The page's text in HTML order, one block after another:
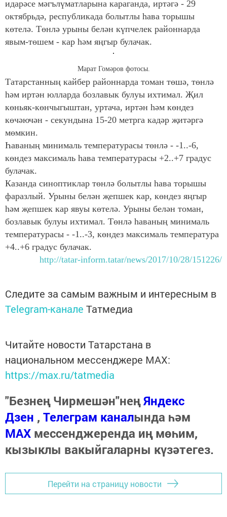
идарәсе мәгълүматларына караганда, иртәгә - 29
октябрьдә, республикада болытлы һава торышы
көтелә. Төнлә урыны белән күпчелек районнарда
явым-төшем - кар һәм яңгыр булачак.
Марат Гомәров фотосы.
Татарстанның кайбер районнарда томан төшә, төнлә
һәм иртән юлларда бозлавык булуы ихтимал. Җил
көньяк-көнчыгыштан, уртача, иртән һәм көндез
көчәючән - секундына 15-20 метрга кадәр җитәргә
мөмкин.
Һаваның минималь температурасы төнлә - -1..-6,
көндез максималь һава температурасы +2..+7 градус
булачак.
Казанда синоптиклар төнлә болытлы һава торышы
фаразлый. Урыны белән җепшек кар, көндез яңгыр
һәм җепшек кар явуы көтелә. Урыны белән томан,
бозлавык булуы ихтимал. Төнлә һаваның минималь
температурасы - -1..-3, көндез максималь температура
+4..+6 градус булачак.
http://tatar-inform.tatar/news/2017/10/28/151226/
Следите за самым важным и интересным в
Telegram-канале Татмедиа
Читайте новости Татарстана в
национальном мессенджере MАХ:
https://max.ru/tatmedia
"Безнең Чирмешән"неңЯндекс
Дзен , Телеграм каналында һәм
МАХ мессенджеренда иң мөһим,
кызыклы вакыйгаларны күзәтегез.
Перейти на страницу новости